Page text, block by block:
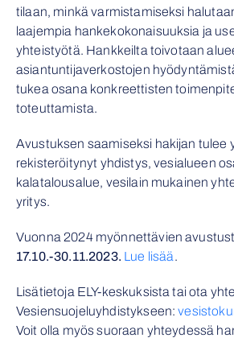
tilaan, minkä varmistamiseksi
laajempia hankekokonaisuuksia ja
yhteistyötä. Hankkeilta toivotaan
asiantuntijaverkostojen
tukea osana konkreettisten
toteuttamista.
Avustuksen saamiseksi hakijan tulee
rekisteröitynyt yhdistys, vesialueen
kalatalousalue, vesilain mukainen
yritys.
Vuonna 2024 myönnettävien
17.10.-30.11.2023. Lue lisää.
Lisätietoja ELY-keskuksista tai ota
Vesiensuojeluyhdistykseen:
Voit olla myös suoraan yhteydessä